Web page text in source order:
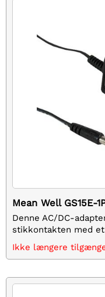
Mean Well GS15E-
Denne AC/DC-
stikkontakten med
genererer 5VDC
effektivitet omkring
Ikke længere